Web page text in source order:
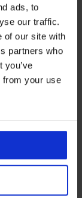
ads, to
our traffic.
of our site with
partners who
you’ve
from your use